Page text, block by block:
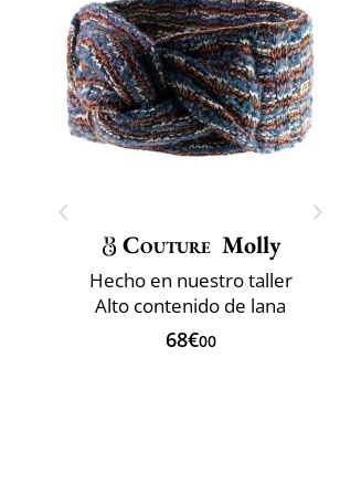
Couture Molly
Hecho en nuestro taller
Alto contenido de lana
68€00